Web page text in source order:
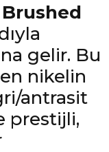
gelir. Bu
nikelin
antrasit
prestijli,